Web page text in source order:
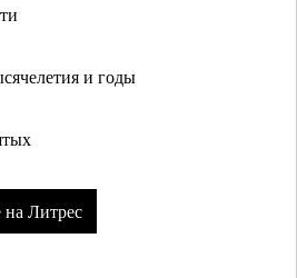
и годы
Литрес